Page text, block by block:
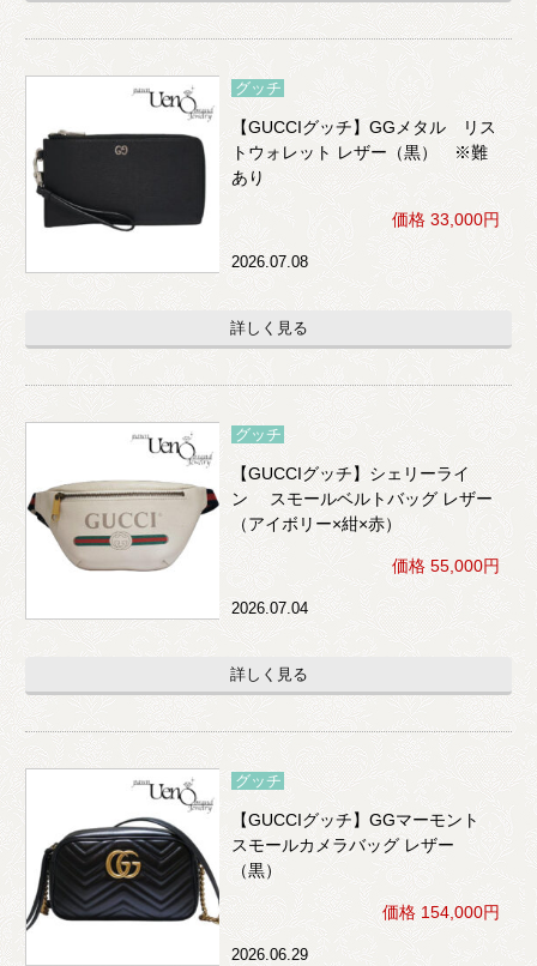
グッチ
【GUCCIグッチ】GGメタル リス
トウォレット レザー（黒） ※難
あり
価格 33,000円
2026.07.08
詳しく見る
グッチ
【GUCCIグッチ】シェリーライ
ン スモールベルトバッグ レザー
（アイボリー×紺×赤）
価格 55,000円
2026.07.04
詳しく見る
グッチ
【GUCCIグッチ】GGマーモント
スモールカメラバッグ レザー
（黒）
価格 154,000円
2026.06.29